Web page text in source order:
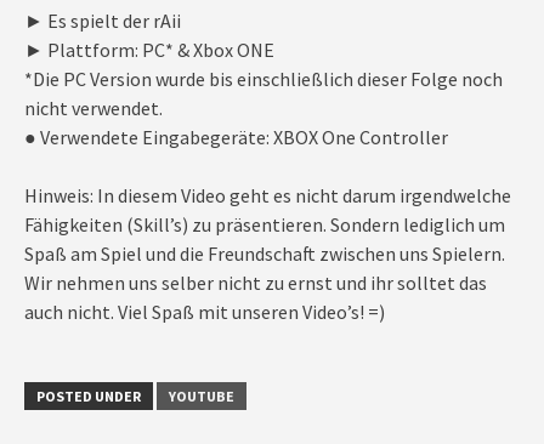
► Es spielt der rAii
► Plattform: PC* & Xbox ONE
*Die PC Version wurde bis einschließlich dieser Folge noch
nicht verwendet.
● Verwendete Eingabegeräte: XBOX One Controller
Hinweis: In diesem Video geht es nicht darum irgendwelche
Fähigkeiten (Skill’s) zu präsentieren. Sondern lediglich um
Spaß am Spiel und die Freundschaft zwischen uns Spielern.
Wir nehmen uns selber nicht zu ernst und ihr solltet das
auch nicht. Viel Spaß mit unseren Video’s! =)
POSTED UNDER YOUTUBE